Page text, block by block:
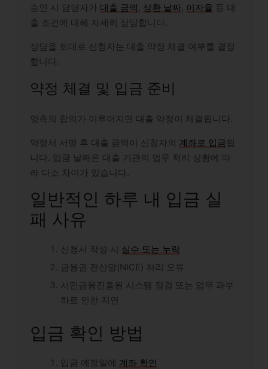
승인 시 담당자가 대출 금액 , 상환 날짜, 이자율 등 대
출 조건에 대해 자세히 상담합니다.
상담을 토대로 신청자는 대출 약정 체결 여부를 결정
합니다.
약정 체결 및 입금 준비
양측의 합의가 이루어지면 대출 약정이 체결됩니다.
약정서 서명 후 대출 금액이 신청자의 계좌로 입금됩
니다. 입금 날짜은 대출 기관의 업무 처리 상황에 따
라 다소 차이가 있습니다.
일반적인 하루 내 입금 실
패 사유
신청서 작성 시 실수 또는 누락
금융권 전산망(NICE) 처리 오류
서민금융진흥원 시스템 점검 또는 업무 과부
하로 인한 지연
입금 확인 방법
입금 예정일에 계좌 확인